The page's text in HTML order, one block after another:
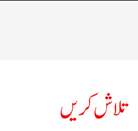
تلاش کریں